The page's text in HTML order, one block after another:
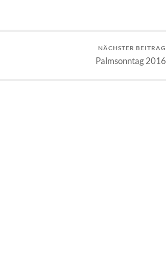
NÄCHSTER BEITRAG
Palmsonntag 2016